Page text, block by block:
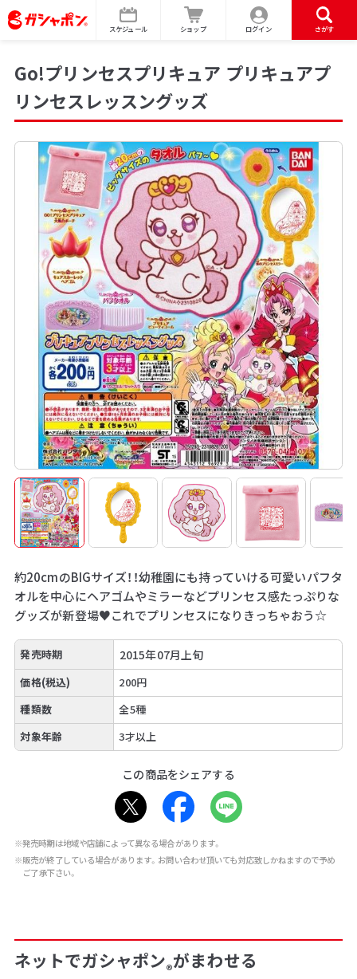
スケジュール ショップ ログイン さがす
Go!プリンセスプリキュア プリキュアプ
リンセスレッスングッズ
約20cmのBIGサイズ！！幼稚園にも持っていける可愛いパフタ
オルを中心にヘアゴムやミラーなどプリンセス感たっぷりな
グッズが新登場♥これでプリンセスになりきっちゃおう☆
発売時期 2015年07月上旬
価格(税込)
200円
種類数
全5種
対象年齢
3才以上
この商品をシェアする
※発売時期は地域や店舗によって異なる場合があります。
※販売が終了している場合があります。お問い合わせ頂いても対応致しかねますので予め
ご了承下さい。
ネットでガシャポン®がまわせる